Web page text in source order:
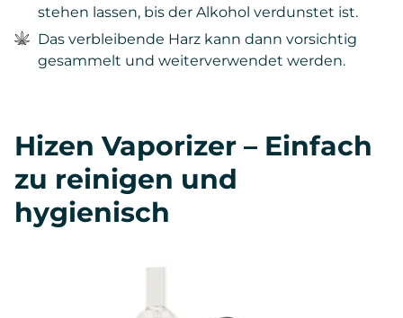
stehen lassen, bis der Alkohol verdunstet ist.
Das verbleibende Harz kann dann vorsichtig
gesammelt und weiterverwendet werden.
Hizen Vaporizer – Einfach
zu reinigen und
hygienisch